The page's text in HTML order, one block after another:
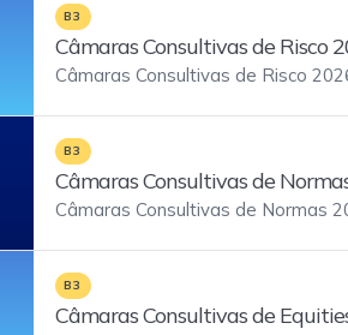
B3
Câmaras Consultivas de Risco
Câmaras Consultivas de Risco
B3
Câmaras Consultivas de
Câmaras Consultivas de Normas
B3
Câmaras Consultivas de